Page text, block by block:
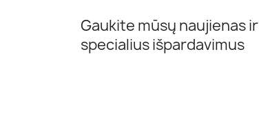
Gaukite mūsų naujienas ir
specialius išpardavimus